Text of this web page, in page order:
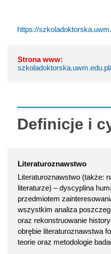
https://
Strona www:
Definicje i
Literaturoznawstwo
Literaturoznawstwo (także:
literaturze) – dyscyplina
przedmiotem
wszystkim analiza
oraz rekonstruowanie
obrębie literaturoznawstwa
teorie oraz metodologie